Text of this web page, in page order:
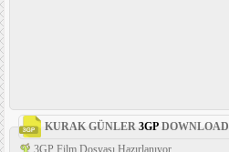
KURAK GÜNLER 3GP DOWNLOAD
3GP Film Dosyası Hazırlanıyor...